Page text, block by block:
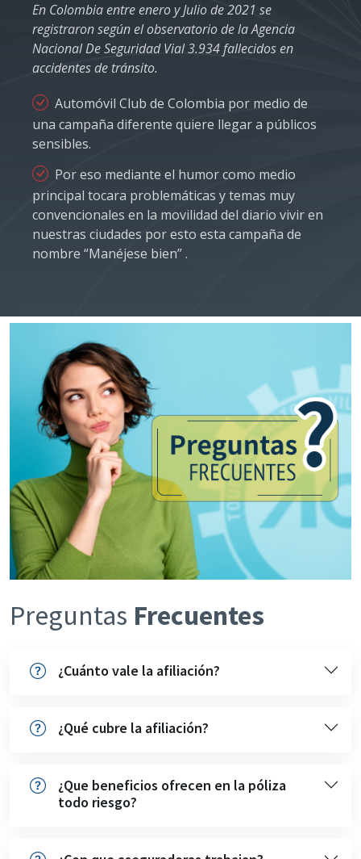
En Colombia entre enero y Julio de 2021 se
registraron según el observatorio de la Agencia
Nacional De Seguridad Vial 3.934 fallecidos en
accidentes de tránsito.
Automóvil Club de Colombia por medio de
una campaña diferente quiere llegar a públicos
sensibles.
Por eso mediante el humor como medio
principal tocara problemáticas y temas muy
convencionales en la movilidad del diario vivir en
nuestras ciudades por esto esta campaña de
nombre “Manéjese bien” .
Preguntas Frecuentes
¿Cuánto vale la afiliación?
¿Qué cubre la afiliación?
¿Que beneficios ofrecen en la póliza
todo riesgo?